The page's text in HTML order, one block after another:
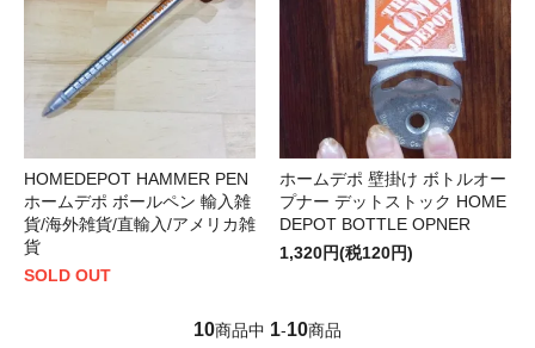
HOMEDEPOT HAMMER PEN
ホームデポ ボールペン 輸入雑
貨/海外雑貨/直輸入/アメリカ雑
貨
SOLD OUT
ホームデポ 壁掛け ボトルオー
プナー デットストック HOME
DEPOT BOTTLE OPNER
1,320円(税120円)
10商品中 1-10商品